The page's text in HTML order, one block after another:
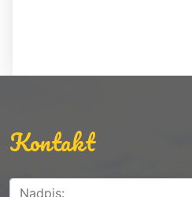
Kontakt